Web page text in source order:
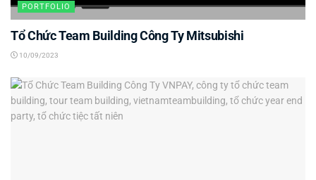
PORTFOLIO
Tổ Chức Team Building Công Ty Mitsubishi
10/09/2023